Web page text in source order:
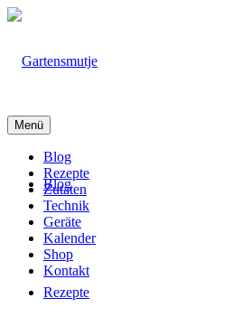
Blog
Rezepte
Menü
Blog
Rezepte
Zutaten
Technik
Geräte
Kalender
Shop
Kontakt